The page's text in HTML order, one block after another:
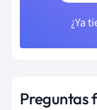
¿Ya
Preguntas